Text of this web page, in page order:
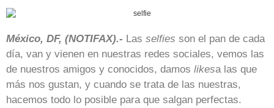
México, DF, (NOTIFAX).- Las selfies son el pan de cada
día, van y vienen en nuestras redes sociales, vemos las
de nuestros amigos y conocidos, damos likesa las que
más nos gustan, y cuando se trata de las nuestras,
hacemos todo lo posible para que salgan perfectas.